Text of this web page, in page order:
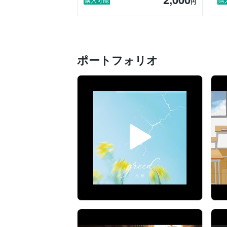
円
ポートフォリオ